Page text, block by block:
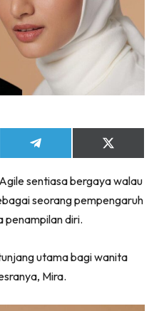
Share
on
Share
on
(Twitter)
sentiasa bergaya walau
seorang pempengaruh
penampilan diri.
utama bagi wanita
Mira.